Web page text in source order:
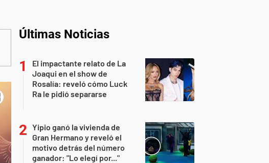
Últimas Noticias
El impactante relato de La
Joaqui en el show de
Rosalía: reveló cómo Luck
Ra le pidió separarse
Yipio ganó la vivienda de
Gran Hermano y reveló el
motivo detrás del número
ganador: "Lo elegí por..."